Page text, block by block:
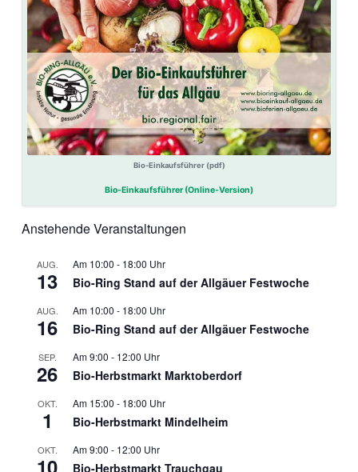
Bio-Einkaufsführer (pdf)
Bio-Einkaufsführer (Online-Version)
Anstehende Veranstaltungen
AUG.
13
10:00 - 18:00
Bio-Ring Stand auf der Allgäuer Festwoche
AUG.
16
10:00 - 18:00
Bio-Ring Stand auf der Allgäuer Festwoche
SEP.
26
9:00 - 12:00
Bio-Herbstmarkt Marktoberdorf
OKT.
1
15:00 - 18:00
Bio-Herbstmarkt Mindelheim
OKT.
10
9:00 - 12:00
Bio-Herbstmarkt Trauchgau